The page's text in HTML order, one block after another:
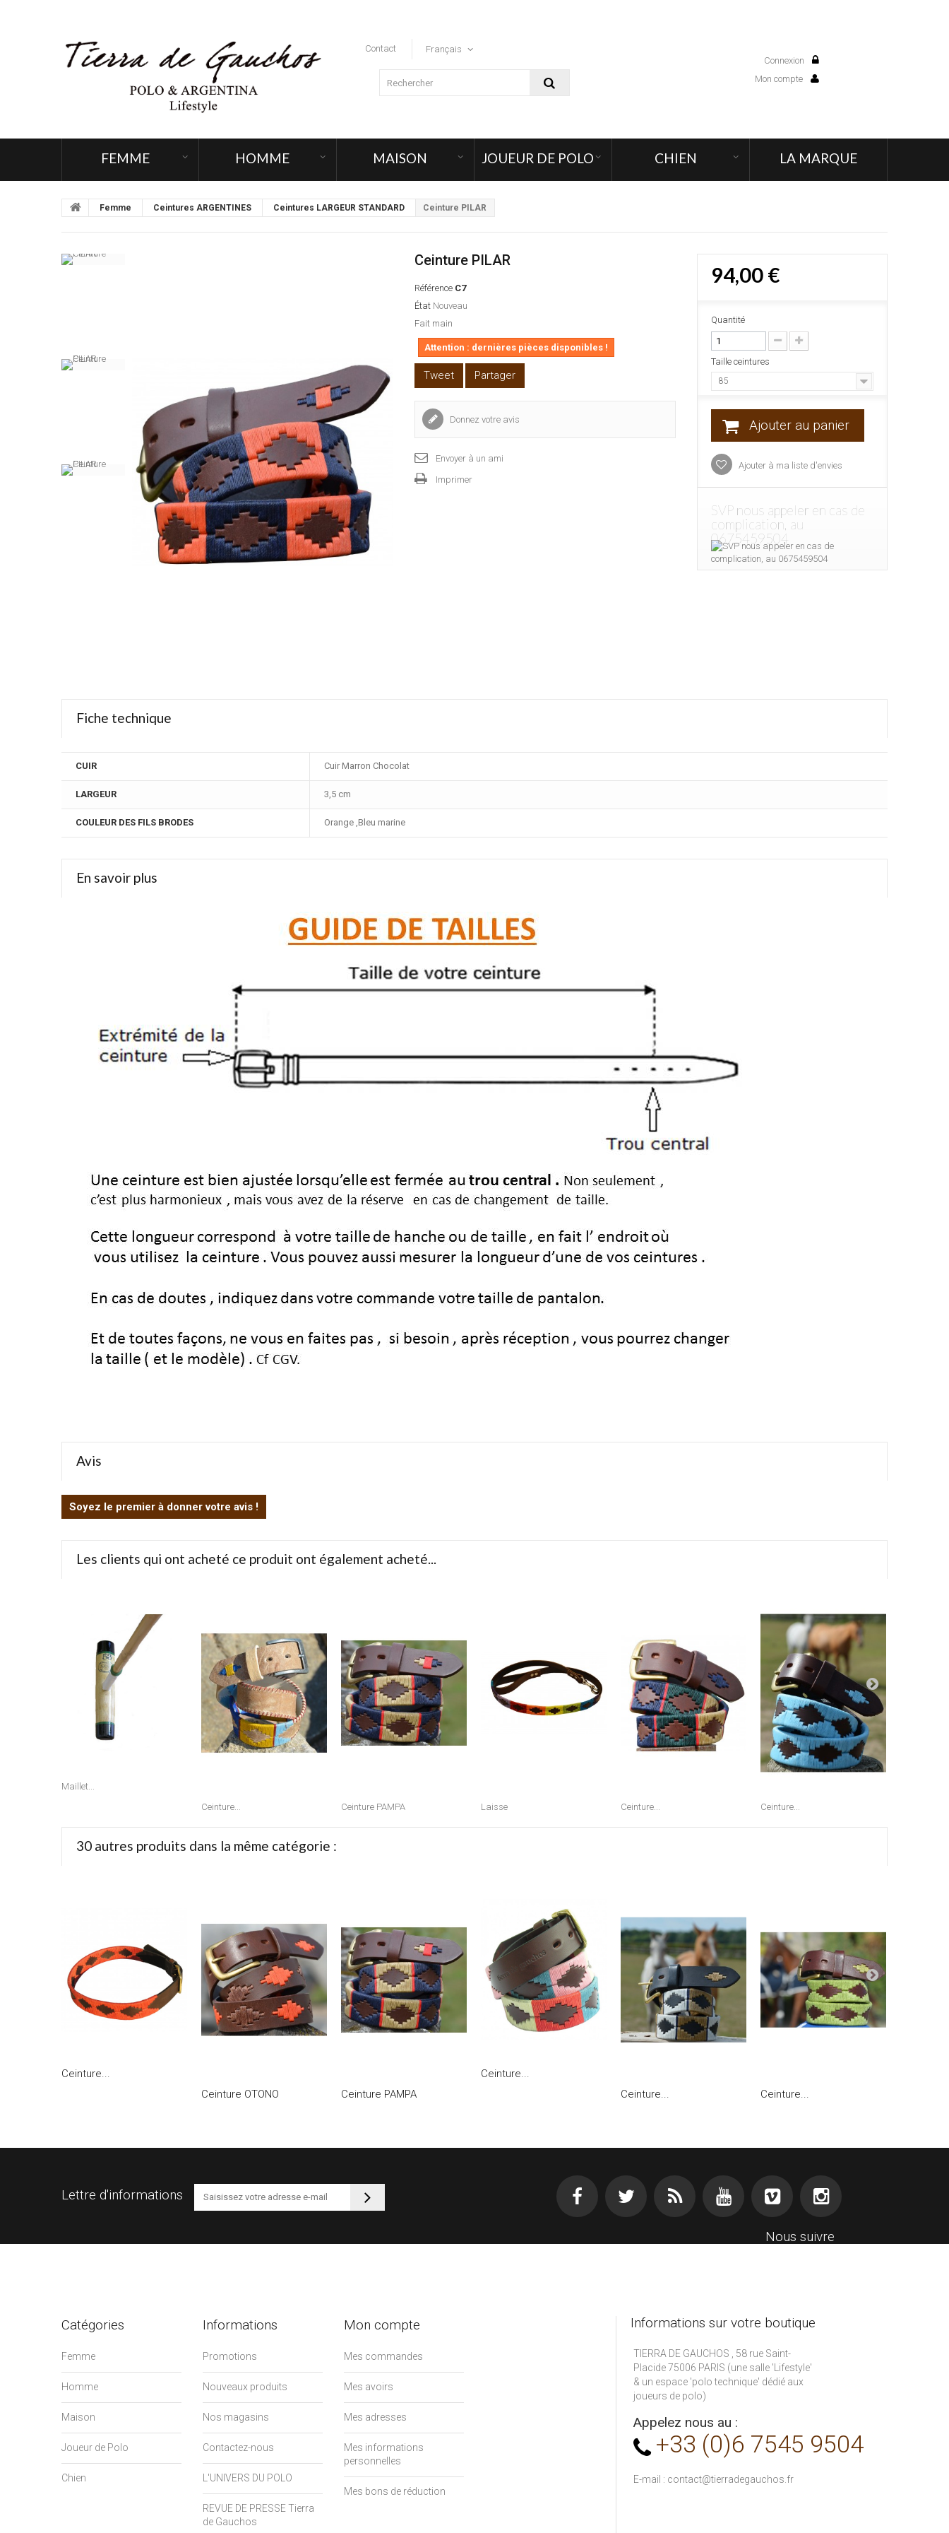
Connexion
Mon compte
Contact Français
FEMME HOMME MAISON JOUEUR DE POLO CHIEN LA MARQUE
Femme Ceintures ARGENTINES Ceintures LARGEUR STANDARD Ceinture PILAR
Ceinture PILAR
Référence C7
État Nouveau
Fait main
Attention : dernières pièces disponibles !
Tweet Partager
Donnez votre avis
Envoyer à un ami
Imprimer
94,00 €
Quantité
Taille ceintures
85
Ajouter au panier
Ajouter à ma liste d'envies
SVP nous appeler en cas de
complication, au
0675459504
Fiche technique
CUIR Cuir Marron Chocolat
LARGEUR 3,5 cm
COULEUR DES FILS BRODES Orange ,Bleu marine
En savoir plus
Avis
Soyez le premier à donner votre avis !
Les clients qui ont acheté ce produit ont également acheté...
Maillet...
Ceinture...
Ceinture PAMPA Laisse Ceinture... Ceinture...
30 autres produits dans la même catégorie :
Ceinture...
Ceinture OTONO
Ceinture PAMPA
Ceinture...
Ceinture...
Ceinture...
Lettre d'informations
Nous suivre
Catégories
Femme
Homme
Maison
Joueur de Polo
Chien
Informations
Promotions
Nouveaux produits
Nos magasins
Contactez-nous
L'UNIVERS DU POLO
REVUE DE PRESSE Tierra
de Gauchos
Mon compte
Mes commandes
Mes avoirs
Mes adresses
Mes informations
personnelles
Mes bons de réduction
Informations sur votre boutique
TIERRA DE GAUCHOS , 58 rue Saint-
Placide 75006 PARIS (une salle 'Lifestyle'
& un espace 'polo technique' dédié aux
joueurs de polo)
Appelez nous au :
+33 (0)6 7545 9504
E-mail : contact@tierradegauchos.fr